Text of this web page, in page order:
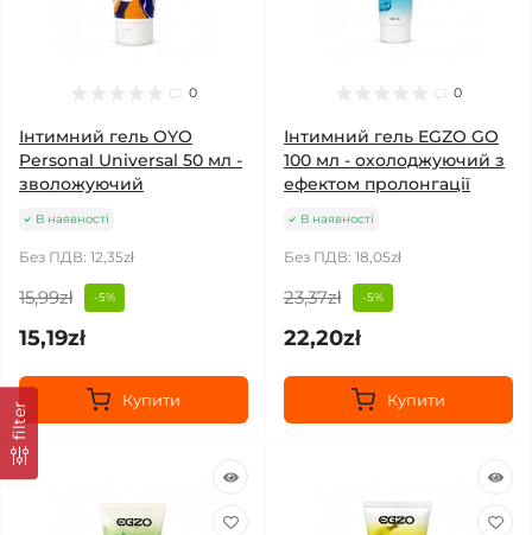
filter
0
Інтимний гель OYO
Personal Universal 50 мл -
зволожуючий
В наявності
Без ПДВ: 12,35zł
15,99zł -5%
15,19zł
Купити
0
Інтимний гель EGZO GO
100 мл - охолоджуючий з
ефектом пролонгації
В наявності
Без ПДВ: 18,05zł
23,37zł -5%
22,20zł
Купити